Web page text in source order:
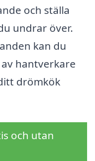
och ställa
undrar över.
kan du
hantverkare
drömkök
och utan